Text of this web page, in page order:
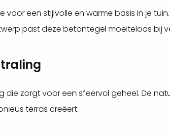
voor een stijlvolle en warme basis in je
past deze betontegel moeiteloos bij
die zorgt voor een sfeervol geheel. De
terras creëert.